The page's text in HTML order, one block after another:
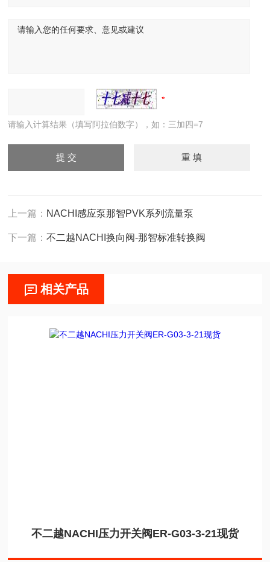
请输入计算结果（填写阿拉伯数字），如：三加四=7
上一篇： NACHI感应泵那智PVK系列流量泵
下一篇：不二越NACHI换向阀-那智标准转换阀
相关产品
不二越NACHI压力开关阀ER-G03-3-21现货